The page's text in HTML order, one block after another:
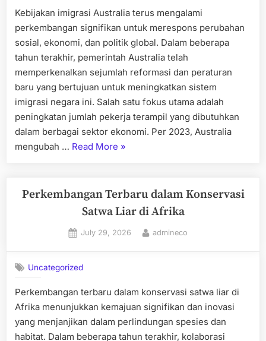
Kebijakan imigrasi Australia terus mengalami
perkembangan signifikan untuk merespons perubahan
sosial, ekonomi, dan politik global. Dalam beberapa
tahun terakhir, pemerintah Australia telah
memperkenalkan sejumlah reformasi dan peraturan
baru yang bertujuan untuk meningkatkan sistem
imigrasi negara ini. Salah satu fokus utama adalah
peningkatan jumlah pekerja terampil yang dibutuhkan
dalam berbagai sektor ekonomi. Per 2023, Australia
mengubah … Read More “Perkembangan
Imigrasi
di
»
Perkembangan Terbaru dalam Konservasi
Satwa Liar di Afrika
Posted
July 29, 2026 By
admineco
Uncategorized
Perkembangan terbaru dalam konservasi satwa liar di
Afrika menunjukkan kemajuan signifikan dan inovasi
yang menjanjikan dalam perlindungan spesies dan
habitat. Dalam beberapa tahun terakhir, kolaborasi